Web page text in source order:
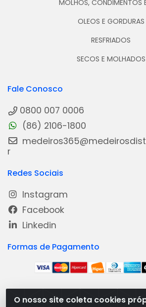
O nosso site coleta cookies
MOLHOS, CONDIMENTOS
OLEOS E GORDURAS
RESFRIADOS
SECOS E MOLHADOS
Fale Conosco
0800 007 0006
(86) 2106-1800
r
Redes Sociais
Instagram
Facebook
Linkedin
Formas de Pagamento